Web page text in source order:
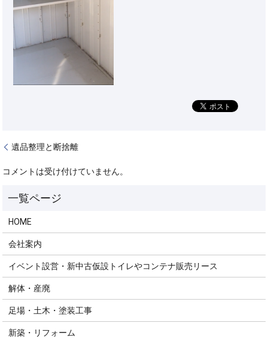
遺品整理と断捨離
コメントは受け付けていません。
HOME
会社案内
イベント設営・新中古仮設トイレやコンテナ販売リース
解体・産廃
足場・土木・塗装工事
新築・リフォーム